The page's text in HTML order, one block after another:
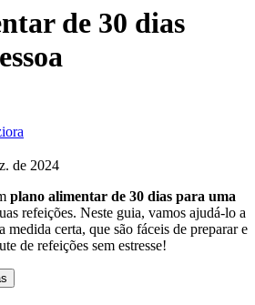
de 30 dias
de 2024
plano alimentar de 30 dias para uma
refeições. Neste guia, vamos ajudá-lo a
medida certa, que são fáceis de preparar e
de refeições sem estresse!